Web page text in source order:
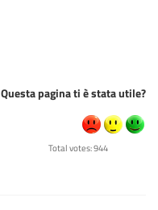
Questa pagina ti è stata utile?
Total votes: 944